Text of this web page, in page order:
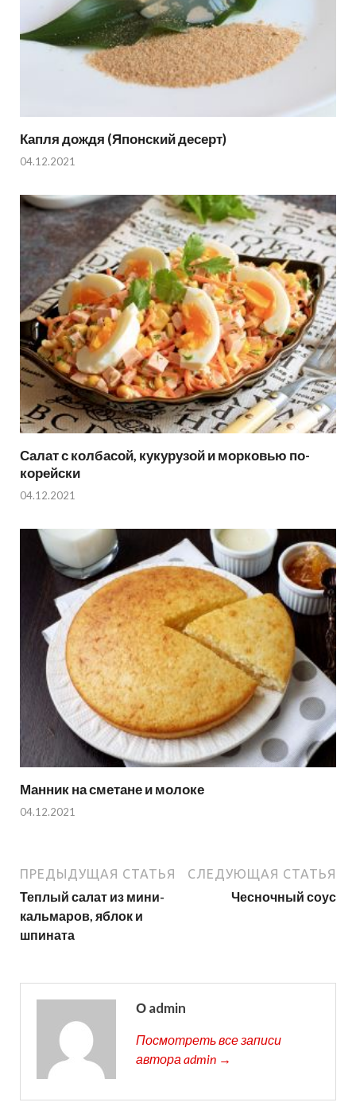
Капля дождя (Японский десерт)
04.12.2021
Салат с колбасой, кукурузой и морковью по-
корейски
04.12.2021
Манник на сметане и молоке
04.12.2021
ПРЕДЫДУЩАЯ СТАТЬЯ
Теплый салат из мини-
кальмаров, яблок и
шпината
СЛЕДУЮЩАЯ СТАТЬЯ
Чесночный соус
О admin
Посмотреть все записи
автора admin →